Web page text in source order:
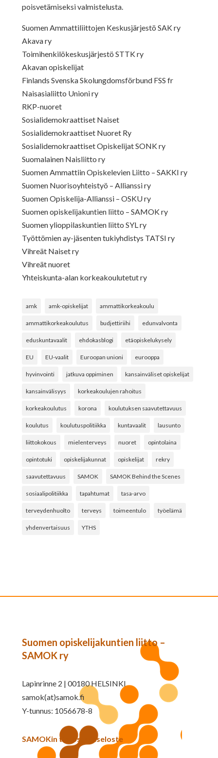
poisvetämiseksi valmistelusta.
Suomen Ammattiliittojen Keskusjärjestö SAK ry
Akava ry
Toimihenkilökeskusjärjestö STTK ry
Akavan opiskelijat
Finlands Svenska Skolungdomsförbund FSS fr
Naisasialiitto Unioni ry
RKP-nuoret
Sosialidemokraattiset Naiset
Sosialidemokraattiset Nuoret Ry
Sosialidemokraattiset Opiskelijat SONK ry
Suomalainen Naisliitto ry
Suomen Ammattiin Opiskelevien Liitto – SAKKI ry
Suomen Nuorisoyhteistyö – Allianssi ry
Suomen Opiskelija-Allianssi – OSKU ry
Suomen opiskelijakuntien liitto – SAMOK ry
Suomen ylioppilaskuntien liitto SYL ry
Työttömien ay-jäsenten tukiyhdistys TATSI ry
Vihreät Naiset ry
Vihreät nuoret
Yhteiskunta-alan korkeakoulutetut ry
amk amk-opiskelijat ammattikorkeakoulu
ammattikorkeakoulutus budjettiriihi edunvalvonta
eduskuntavaalit ehdokasblogi etäopiskelukysely
EU EU-vaalit Euroopan unioni eurooppa
hyvinvointi jatkuva oppiminen kansainväliset opiskelijat
kansainvälisyys korkeakoulujen rahoitus
korkeakoulutus korona koulutuksen saavutettavuus
koulutus koulutuspolitiikka kuntavaalit lausunto
liittokokous mielenterveys nuoret opintolaina
opintotuki opiskelijakunnat opiskelijat rekry
saavutettavuus SAMOK SAMOK Behind the Scenes
sosiaalipolitiikka tapahtumat tasa-arvo
terveydenhuolto terveys toimeentulo työelämä
yhdenvertaisuus YTHS
Suomen opiskelijakuntien liitto –
SAMOK ry
Lapinrinne 2 | 00180 HELSINKI
samok(at)samok.fi
Y-tunnus: 1056678-8
SAMOKin tietosuojaseloste